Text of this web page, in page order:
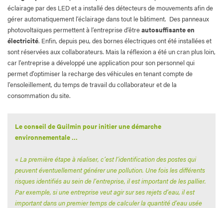
éclairage par des LED et a installé des détecteurs de mouvements afin de
gérer automatiquement l’éclairage dans tout le bâtiment. Des panneaux
photovoltaïques permettent à l’entreprise d’êtreautosuffisante en
électricité. Enfin, depuis peu, des bornes électriques ont été installées et
sont réservées aux collaborateurs. Mais la réflexion a été un cran plus loin,
car l’entreprise a développé une application pour son personnel qui
permet d’optimiser la recharge des véhicules en tenant compte de
l’ensoleillement, du temps de travail du collaborateur et de la
consommation du site.
Le conseil de Guilmin pour initier une démarche
environnementale …
« La première étape à réaliser, c’est l’identification des postes qui
peuvent éventuellement générer une pollution. Une fois les différents
risques identifiés au sein de l’entreprise, il est important de les pallier.
Par exemple, si une entreprise veut agir sur ses rejets d’eau, il est
important dans un premier temps de calculer la quantité d’eau usée